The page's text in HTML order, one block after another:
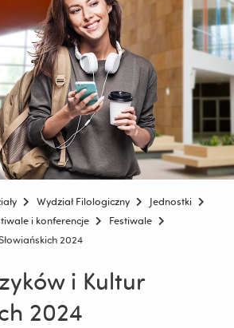
Wydział Filologiczny
Jednostki
i konferencje
Festiwale
2024
i Kultur
2024